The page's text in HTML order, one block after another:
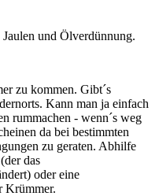
und Ölverdünnung.
zu kommen. Gibt´s
Kann man ja einfach
rummachen - wenn´s weg
da bei bestimmten
zu geraten. Abhilfe
das
oder eine
Krümmer.